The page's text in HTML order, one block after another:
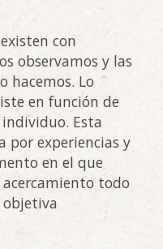
con
observamos y las
hacemos. Lo
en función de
Esta
por experiencias y
en el que
todo
objetiva